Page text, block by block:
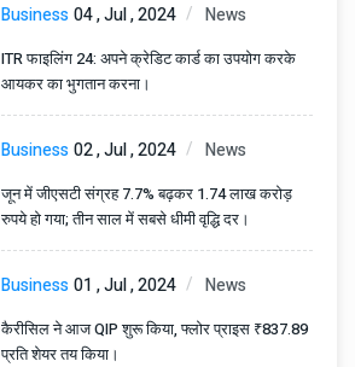
Business04 , Jul , 2024 News
ITR फाइलिंग 24: अपने क्रेडिट कार्ड का उपयोग करके
आयकर का भुगतान करना।
Business02 , Jul , 2024 News
जून में जीएसटी संग्रह 7.7% बढ़कर 1.74 लाख करोड़
रुपये हो गया; तीन साल में सबसे धीमी वृद्धि दर।
Business01 , Jul , 2024 News
कैरीसिल ने आज QIP शुरू किया, फ्लोर प्राइस ₹837.89
प्रति शेयर तय किया।